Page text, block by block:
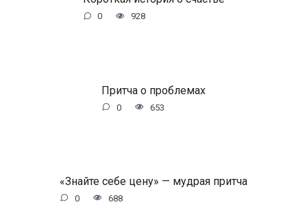
0 928
Притча о проблемах
0 653
«Знайте себе цену» — мудрая притча
0 688